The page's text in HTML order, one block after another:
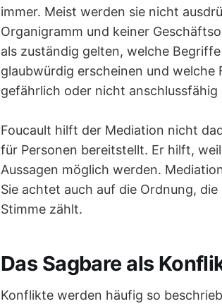
immer. Meist werden sie nicht
Organigramm und keiner
als zuständig gelten, welche
glaubwürdig erscheinen und
gefährlich oder nicht
Foucault hilft der Mediation nicht
für Personen bereitstellt. Er hilft,
Aussagen möglich werden.
Sie achtet auch auf die Ordnung,
Stimme zählt.
Das Sagbare als
Konflikte werden häufig so